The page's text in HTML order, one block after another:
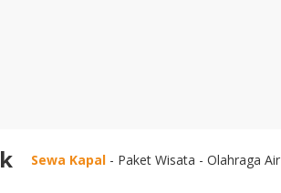
Sewa Kapal - Paket Wisata - Olahraga Air